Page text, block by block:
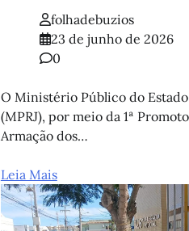
folhadebuzios
23 de junho de 2026
0
O Ministério Público do
(MPRJ), por meio da 1ª
Armação dos…
Leia Mais